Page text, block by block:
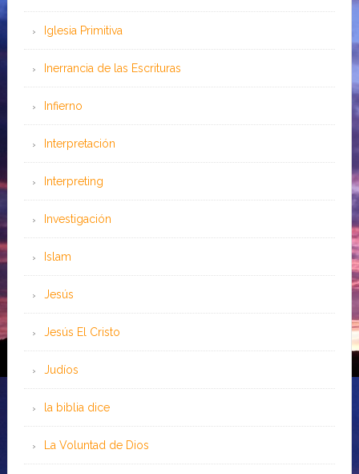
Iglesia Primitiva
Inerrancia de las Escrituras
Infierno
Interpretación
Interpreting
Investigación
Islam
Jesús
Jesús El Cristo
Judíos
la biblia dice
La Voluntad de Dios